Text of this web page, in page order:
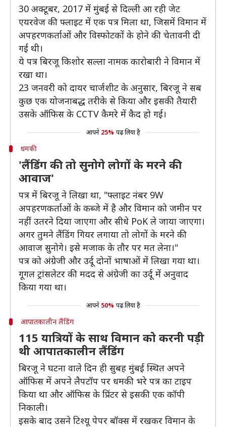
30 अक्टूबर, 2017 में मुंबई से दिल्ली आ रही जेट
एयरवेज की फ्लाइट में एक पत्र मिला था, जिसमें विमान में
अपहरणकर्ताओं और विस्फोटकों के होने की चेतावनी दी
गई थी।
ये पत्र बिरजू किशोर सल्ला नामक कारोबारी ने विमान में
रखा था।
23 जनवरी को दायर चार्जशीट के अनुसार, बिरजू ने सब
कुछ एक योजनाबद्ध तरीके से किया और इसकी तैयारी
उसके ऑफिस के CCTV कैमरे में कैद हो गई।
आपने 25% पढ़ लिया है
धमकी
'लैंडिंग की तो सुनोगे लोगों के मरने की
आवाज'
पत्र में बिरजू ने लिखा था, "फ्लाइट नंबर 9W
अपहरणकर्ताओं के कब्जे में है और विमान को जमीन पर
नहीं उतरने दिया जाएगा और सीधे PoK ले जाया जाएगा।
अगर तुमने लैंडिंग गियर लगाया तो लोगों के मरने की
आवाज सुनोगे। इसे मजाक के तौर पर मत लेना।"
पत्र को अंग्रेजी और उर्दू दोनों भाषाओं में लिखा गया था।
गूगल ट्रांसलेटर की मदद से अंग्रेजी का उर्दू में अनुवाद
किया गया था।
आपने 50% पढ़ लिया है
आपातकालीन लैंडिंग
115 यात्रियों के साथ विमान को करनी पड़ी
थी आपातकालीन लैंडिंग
बिरजू ने घटना वाले दिन ही सुबह मुंबई स्थित अपने
ऑफिस में अपने लैपटॉप पर धमकी भरे पत्र का टाइप
किया था और ऑफिस के प्रिंटर से इसकी एक कॉपी
निकाली।
इसके बाद उसने टिश्यू पेपर बॉक्स में रखकर विमान के